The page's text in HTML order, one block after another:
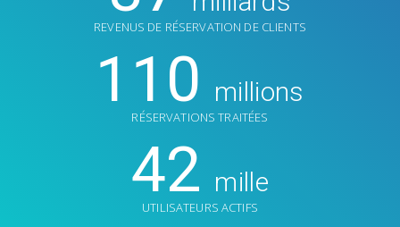
REVENUS DE RÉSERVATION DE CLIENTS
110 millions
RÉSERVATIONS TRAITÉES
42 mille
UTILISATEURS ACTIFS